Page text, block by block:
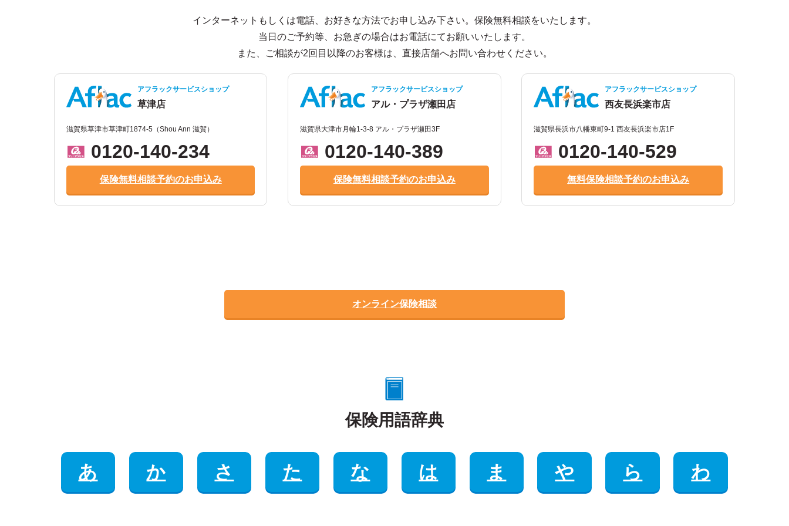
インターネットもしくは電話、お好きな方法でお申し込み下さい。保険無料相談をいたします。
当日のご予約等、お急ぎの場合はお電話にてお願いいたします。
また、ご相談が2回目以降のお客様は、直接店舗へお問い合わせください。
アフラックサービスショップ
草津店
滋賀県草津市草津町1874-5（Shou Ann 滋賀）
0120-140-234
保険無料相談予約のお申込み
アフラックサービスショップ
アル・プラザ瀬田店
滋賀県大津市月輪1-3-8 アル・プラザ瀬田3F
0120-140-389
保険無料相談予約のお申込み
アフラックサービスショップ
西友長浜楽市店
滋賀県長浜市八幡東町9-1 西友長浜楽市店1F
0120-140-529
無料保険相談予約のお申込み
オンライン保険相談
保険用語辞典
あ か さ た な は ま や ら わ